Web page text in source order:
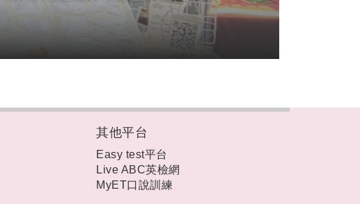
其他平台
Easy test平台
Live ABC英檢網
MyET口說訓練